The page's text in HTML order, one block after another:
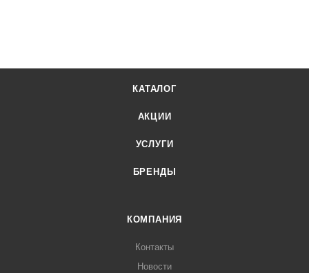
КАТАЛОГ
АКЦИИ
УСЛУГИ
БРЕНДЫ
КОМПАНИЯ
Контакты
Новости